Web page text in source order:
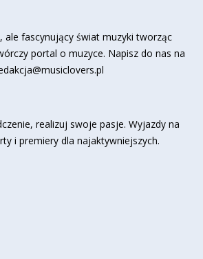
ale fascynujący świat muzyki tworząc
portal o muzyce. Napisz do nas na
realizuj swoje pasje. Wyjazdy na
i premiery dla najaktywniejszych.